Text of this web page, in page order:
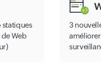
statiques
de Web
3